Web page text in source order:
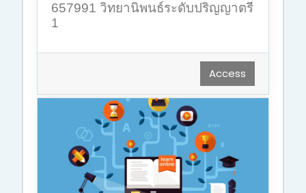
657991 วิทยานิพนธ์ระดับปริญญาตรี
1
Access